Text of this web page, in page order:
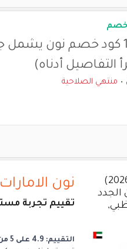
خصم
10٪ كود خصم نون يشمل
التفاصيل أدناه)
منتهي الصلاحية
كود خصم نون (جديد 2026)
الجدد
نون
تقييم تجربة
التقييم: 4.9 على 5 من 5725 زائر